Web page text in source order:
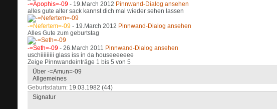
-=Apophis=-09 - 19.March 2012 Pinnwand-Dialog ansehen
alles gute alter sack kannst dich mal wieder sehen lassen
-=Nefertem=-09 - 19.March 2012 Pinnwand-Dialog ansehen
Alles Gute zum geburtstag
-=Seth=-09 - 26.March 2011 Pinnwand-Dialog ansehen
uschiiiiiiiii glass iss in da houseeeeeee
Zeige Pinnwandeinträge 1 bis 5 von 5
Über -=Amun=-09
Allgemeines
Geburtsdatum 19.03.1982 (44)
Signatur